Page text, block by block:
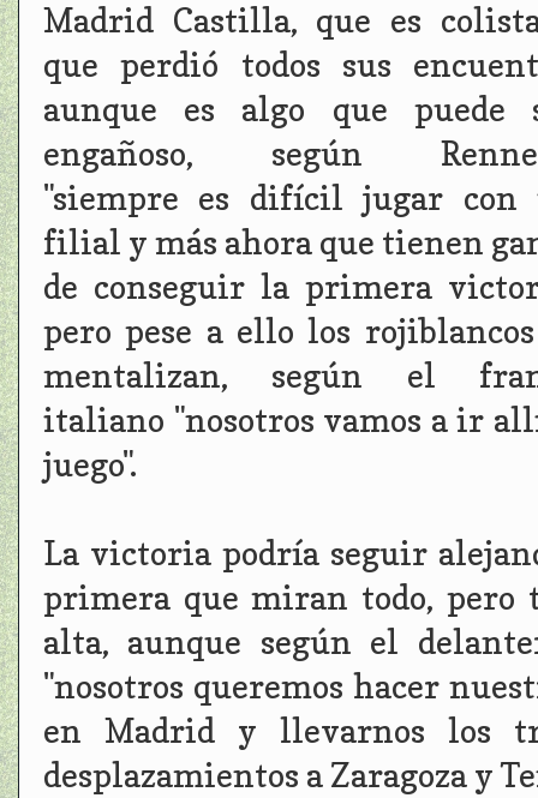
Madrid Castilla, que es
que perdió todos sus
aunque es algo que puede
engañoso, según
"siempre es difícil jugar con
filial y más ahora que tienen
de conseguir la primera
pero pese a ello los
mentalizan, según el
italiano "nosotros vamos a ir
juego".
La victoria podría seguir
primera que miran todo, pero
alta, aunque según el
"nosotros queremos hacer
en Madrid y llevarnos los
desplazamientos a Zaragoza y